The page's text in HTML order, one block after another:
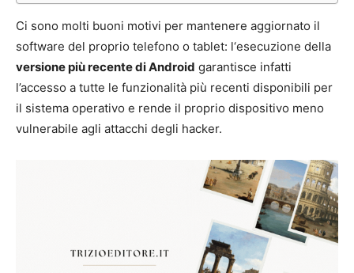
Ci sono molti buoni motivi per mantenere aggiornato il
software del proprio telefono o tablet: l‘esecuzione della
versione più recente di Android garantisce infatti
l’accesso a tutte le funzionalità più recenti disponibili per
il sistema operativo e rende il proprio dispositivo meno
vulnerabile agli attacchi degli hacker.